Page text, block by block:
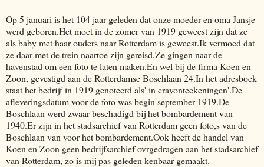
Op 5 januari is het 104 jaar geleden dat onze moeder en oma Jansje
werd geboren.Het moet in de zomer van 1919 geweest zijn dat ze
als baby met haar ouders naar Rotterdam is geweest.Ik vermoed dat
ze daar met de trein naartoe zijn gereisd.Ze gingen naar de
havenstad om een foto te laten maken.En wel bij de firma Koen en
Zoon, gevestigd aan de Rotterdamse Boschlaan 24.In het adresboek
staat het bedrijf in 1919 genoteerd als' in crayonteekeningen'.De
afleveringsdatum voor de foto was begin september 1919.De
Boschlaan werd zwaar beschadigd bij het bombardement van
1940.Er zijn in het stadsarchief van Rotterdam geen foto,s van de
Boschlaan van voor het bombardement.Ook heeft de handel van
Koen en Zoon geen bedrijfsarchief ovrgedragen aan het stadsarchief
van Rotterdam, zo is mij pas geleden kenbaar gemaakt.